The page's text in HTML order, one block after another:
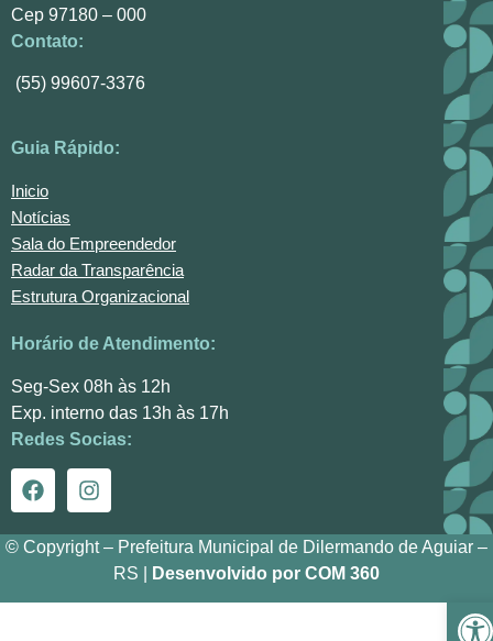
Cep 97180 – 000
Contato:
(55) 99607-3376
Guia Rápido:
Inicio
Notícias
Sala do Empreendedor
Radar da Transparência
Estrutura Organizacional
Horário de Atendimento:
Seg-Sex 08h às 12h
Exp. interno das 13h às 17h
Redes Socias:
© Copyright – Prefeitura Municipal de Dilermando de Aguiar –
RS |
Desenvolvido por COM 360